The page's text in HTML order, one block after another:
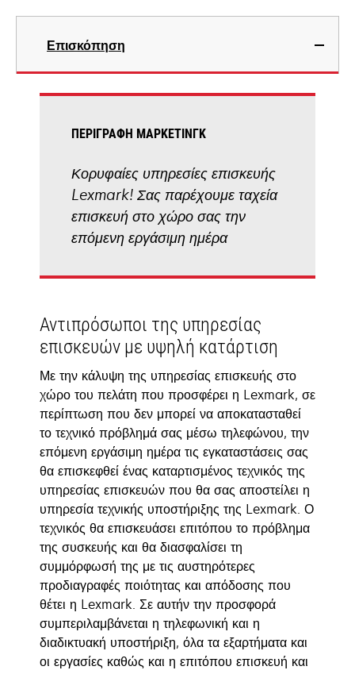
Επισκόπηση
ΠΕΡΙΓΡΑΦΉ ΜΆΡΚΕΤΙΝΓΚ
Κορυφαίες υπηρεσίες επισκευής
Lexmark! Σας παρέχουμε ταχεία
επισκευή στο χώρο σας την
επόμενη εργάσιμη ημέρα
Αντιπρόσωποι της υπηρεσίας
επισκευών με υψηλή κατάρτιση
Με την κάλυψη της υπηρεσίας επισκευής στο
χώρο του πελάτη που προσφέρει η Lexmark, σε
περίπτωση που δεν μπορεί να αποκατασταθεί
το τεχνικό πρόβλημά σας μέσω τηλεφώνου, την
επόμενη εργάσιμη ημέρα τις εγκαταστάσεις σας
θα επισκεφθεί ένας καταρτισμένος τεχνικός της
υπηρεσίας επισκευών που θα σας αποστείλει η
υπηρεσία τεχνικής υποστήριξης της Lexmark. Ο
τεχνικός θα επισκευάσει επιτόπου το πρόβλημα
της συσκευής και θα διασφαλίσει τη
συμμόρφωσή της με τις αυστηρότερες
προδιαγραφές ποιότητας και απόδοσης που
θέτει η Lexmark. Σε αυτήν την προσφορά
συμπεριλαμβάνεται η τηλεφωνική και η
διαδικτυακή υποστήριξη, όλα τα εξαρτήματα και
οι εργασίες καθώς και η επιτόπου επισκευή και